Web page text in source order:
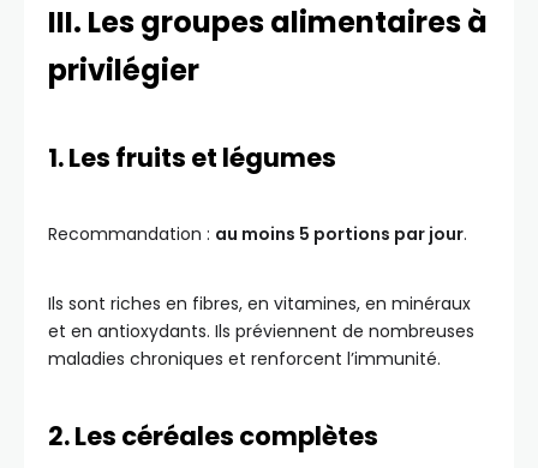
III. Les groupes alimentaires à
privilégier
1. Les fruits et légumes
Recommandation : au moins 5 portions par jour.
Ils sont riches en fibres, en vitamines, en minéraux
et en antioxydants. Ils préviennent de nombreuses
maladies chroniques et renforcent l’immunité.
2. Les céréales complètes